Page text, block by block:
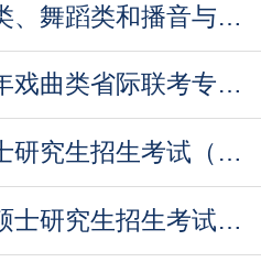
湖南省2024年音乐类、舞蹈类和播音与主持类专
上海戏剧学院2024年戏曲类省际联考专业本科招
致山东省2024年硕士研究生招生考试（初试）考
湖北：2024年全国硕士研究生招生考试温馨提示